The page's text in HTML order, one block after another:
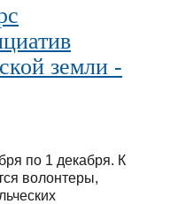
земли -
по 1 декабря. К
волонтеры,